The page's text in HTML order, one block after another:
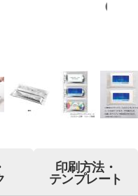
印刷方法・
テンプレート